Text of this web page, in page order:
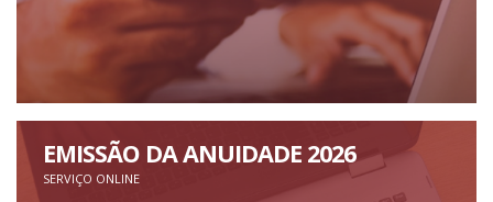
EMISSÃO DA ANUIDADE 2026
SERVIÇO ONLINE